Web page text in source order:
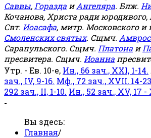
Саввы, Горазда иАнгеляра. Блж.
Кочанова, Христа ради юродивого,
Свт. Иоасафа, митр. Московского и
Смоленских святых. Сщмч.
Сарапульского. Сщмч. Платона и
пресвитера. Сщмч. Иоанна
Утр. - Ев. 10-е, Ин., 66 зач., XXI, 1-14.
зач., IV, 9-16. Мф., 72 зач., XVII, 14-
292 зач., II, 1-10. Ин., 52 зач., XV, 17 -
-
Вы здесь:
Главная/